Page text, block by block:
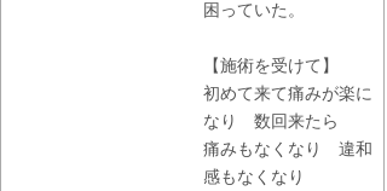
困っていた。
【施術を受けて】
初めて来て痛みが楽に
なり 数回来たら
痛みもなくなり 違和
感もなくなり